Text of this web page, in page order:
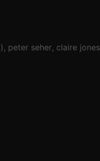
peter seher claire jones